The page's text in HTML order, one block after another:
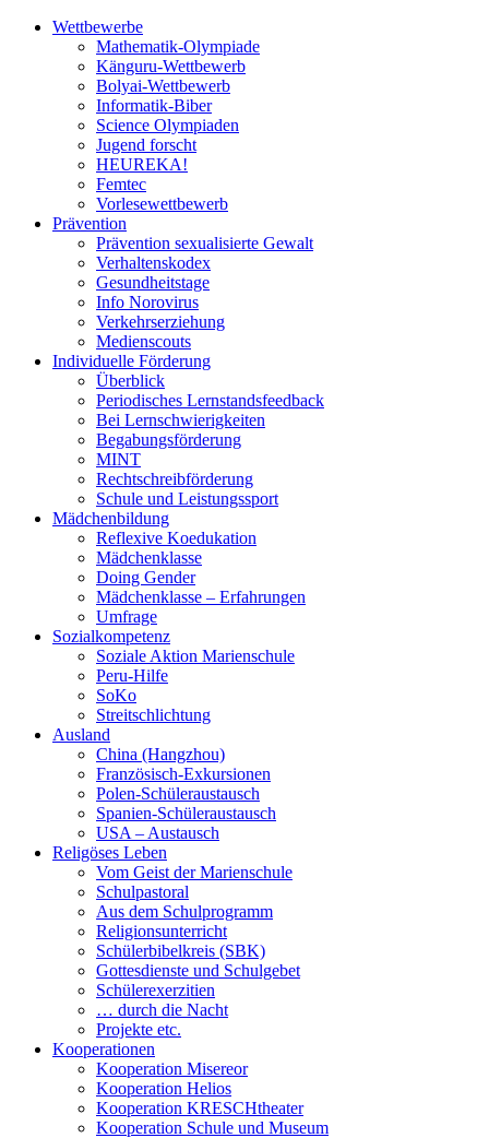
Wettbewerbe
Mathematik-Olympiade
Känguru-Wettbewerb
Bolyai-Wettbewerb
Informatik-Biber
Science Olympiaden
Jugend forscht
HEUREKA!
Femtec
Vorlesewettbewerb
Prävention
Prävention sexualisierte Gewalt
Verhaltenskodex
Gesundheitstage
Info Norovirus
Verkehrserziehung
Medienscouts
Individuelle Förderung
Überblick
Periodisches Lernstandsfeedback
Bei Lernschwierigkeiten
Begabungsförderung
MINT
Rechtschreibförderung
Schule und Leistungssport
Mädchenbildung
Reflexive Koedukation
Mädchenklasse
Doing Gender
Mädchenklasse – Erfahrungen
Umfrage
Sozialkompetenz
Soziale Aktion Marienschule
Peru-Hilfe
SoKo
Streitschlichtung
Ausland
China (Hangzhou)
Französisch-Exkursionen
Polen-Schüleraustausch
Spanien-Schüleraustausch
USA – Austausch
Religöses Leben
Vom Geist der Marienschule
Schulpastoral
Aus dem Schulprogramm
Religionsunterricht
Schülerbibelkreis (SBK)
Gottesdienste und Schulgebet
Schülerexerzitien
… durch die Nacht
Projekte etc.
Kooperationen
Kooperation Misereor
Kooperation Helios
Kooperation KRESCHtheater
Kooperation Schule und Museum